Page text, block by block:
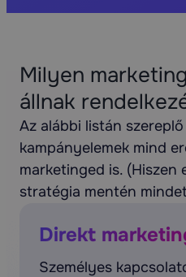
Milyen
állnak
Az alábbi listán
kampányelemek mind
marketinged is.
stratégia mentén
Direkt
Személyes